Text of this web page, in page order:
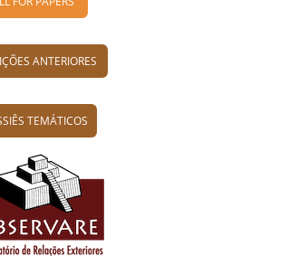
ANTERIORES
TEMÁTICOS